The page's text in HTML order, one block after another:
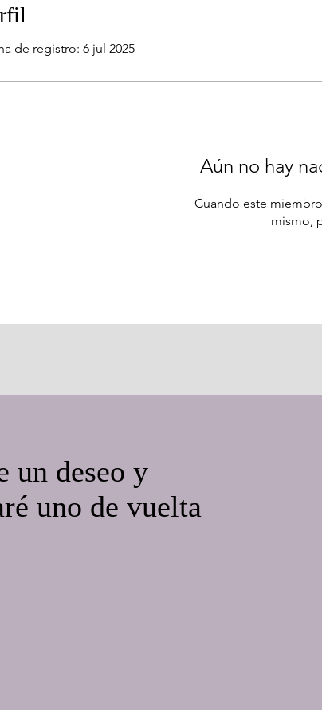
de registro: 6 jul 2025
Aún no hay
Cuando este
mismo,
un deseo y
uno de vuelta